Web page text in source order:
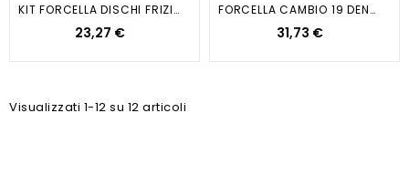
KIT FORCELLA DISCHI FRIZIONE...
23,27 €
FORCELLA CAMBIO 19 DENTI...
31,73 €
Visualizzati 1-12 su 12 articoli